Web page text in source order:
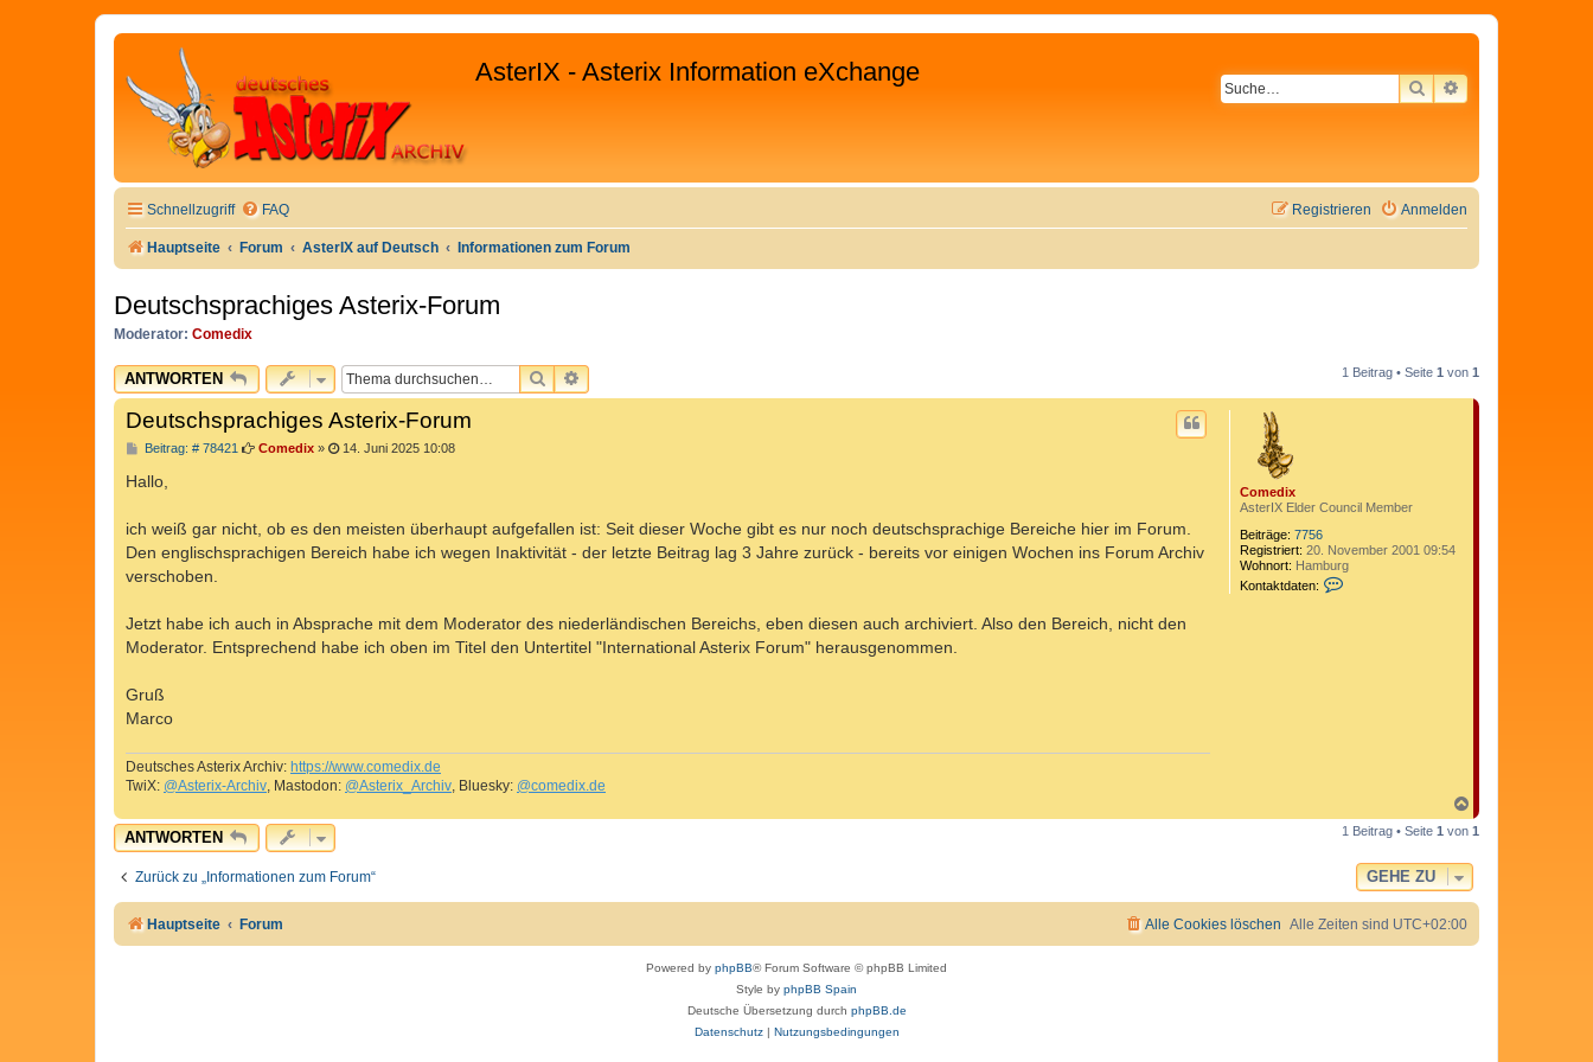
AsterIX - Asterix Information eXchange
SUCHEERWEITERTE
Schnellzugriff FAQ Anmelden
Registrieren
Hauptseite Forum AsterIX auf Deutsch Informationen zum Forum
Deutschsprachiges Asterix-Forum
Moderator: Comedix
ANTWORTEN SUCHEERWEITERTE SUCHE 1 Beitrag • Seite 1 von 1
Comedix
AsterIX Elder Council Member
Beiträge: 7756
Registriert: 20. November 2001 09:54
Wohnort: Hamburg
Kontaktdaten:
o
x
Deutschsprachiges Asterix-Forum
Beitrag: # 78421 B
a
g
Comedix» 14. Juni 2025 10:08
Hallo,
ich weiß gar nicht, ob es den meisten überhaupt aufgefallen ist: Seit dieser Woche gibt es nur noch deutschsprachige Bereiche hier im Forum.
Den englischsprachigen Bereich habe ich wegen Inaktivität - der letzte Beitrag lag 3 Jahre zurück - bereits vor einigen Wochen ins Forum Archiv
verschoben.
Jetzt habe ich auch in Absprache mit dem Moderator des niederländischen Bereichs, eben diesen auch archiviert. Also den Bereich, nicht den
Moderator. Entsprechend habe ich oben im Titel den Untertitel "International Asterix Forum" herausgenommen.
Gruß
Marco
Deutsches Asterix Archiv: https://www.comedix.de
TwiX: @Asterix-Archiv, Mastodon: @Asterix_Archiv, Bluesky: @comedix.de
a
c
o
b
e
ANTWORTEN 1 Beitrag • Seite 1 von 1
Zurück zu „Informationen zum Forum“ GEHE ZU
Hauptseite Forum Alle Zeiten sind UTC+02:00
Alle Cookies löschen
Powered by phpBB® Forum Software © phpBB Limited
Style by phpBB Spain
Deutsche Übersetzung durch phpBB.de
Datenschutz| Nutzungsbedingungen